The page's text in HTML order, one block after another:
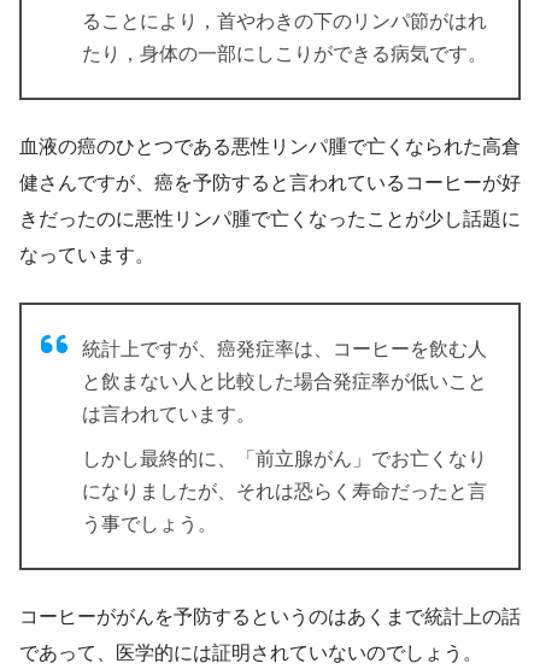
ることにより，首やわきの下のリンパ節がはれ
たり，身体の一部にしこりができる病気です。
血液の癌のひとつである悪性リンパ腫で亡くなられた高倉
健さんですが、癌を予防すると言われているコーヒーが好
きだったのに悪性リンパ腫で亡くなったことが少し話題に
なっています。
統計上ですが、 癌発症率は、コーヒーを飲む人
と飲まない人と比較した場合発症率が低いこと
は言われています。
しかし最終的に、「前立腺がん」でお亡くなり
になりましたが、それは恐らく寿命だったと言
う事でしょう。
コーヒーががんを予防するというのはあくまで統計上の話
であって、医学的には証明されていないのでしょう。